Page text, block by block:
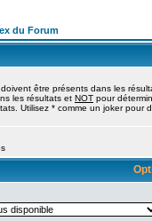
du Forum
être présents dans les
les résultats et NOT pour
Utilisez * comme un joker pour